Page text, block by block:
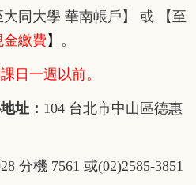
大同大學 華南帳戶】 或 【至
金繳費 】 。
日一週以前。
址： 104 台北市中山區德惠
分機 7561 或(02)2585-3851